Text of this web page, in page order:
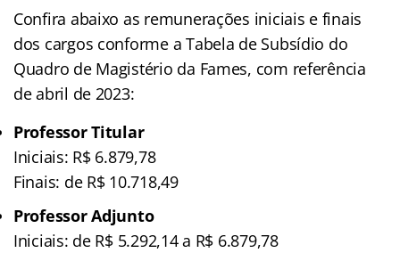
Confira abaixo as remunerações iniciais e finais
dos cargos conforme a Tabela de Subsídio do
Quadro de Magistério da Fames, com referência
de abril de 2023:
Professor Titular
Iniciais: R$ 6.879,78
Finais: de R$ 10.718,49
Professor Adjunto
Iniciais: de R$ 5.292,14 a R$ 6.879,78